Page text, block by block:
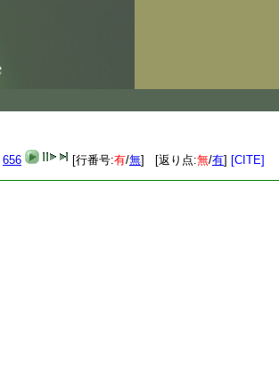
656 [行番号:有/無] [返り点:無/有] [CITE]